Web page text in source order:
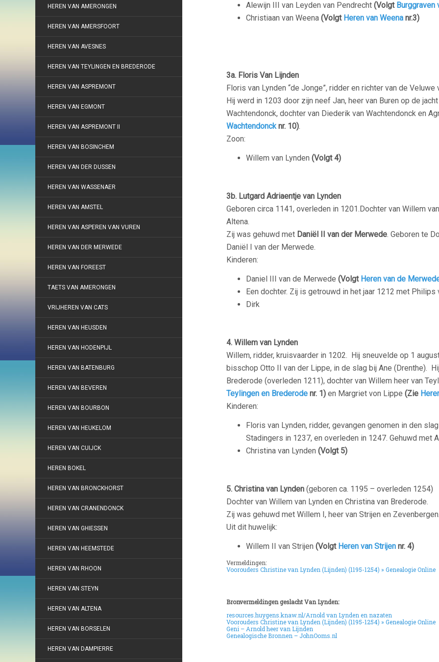
HEREN VAN AMERONGEN
HEREN VAN AMERSFOORT
HEREN VAN AVESNES
HEREN VAN TEYLINGEN EN BREDERODE
HEREN VAN ASPREMONT
HEREN VAN EGMONT
HEREN VAN ASPREMONT II
HEREN VAN BOSINCHEM
HEREN VAN DER DUSSEN
HEREN VAN WASSENAER
HEREN VAN AMSTEL
HEREN VAN ASPEREN VAN VUREN
HEREN VAN DER MERWEDE
HEREN VAN FOREEST
TAETS VAN AMERONGEN
VRIJHEREN VAN CATS
HEREN VAN HEUSDEN
HEREN VAN HODENPIJL
HEREN VAN BATENBURG
HEREN VAN BEVEREN
HEREN VAN BOURBON
HEREN VAN HEUKELOM
HEREN VAN CUIJCK
HEREN BOKEL
HEREN VAN BRONCKHORST
HEREN VAN CRANENDONCK
HEREN VAN GHIESSEN
HEREN VAN HEEMSTEDE
HEREN VAN RHOON
HEREN VAN STEYN
HEREN VAN ALTENA
HEREN VAN BORSELEN
HEREN VAN DAMPIERRE
Alewijn III van Leyden van Pendrecht (Volgt Burggraven
Christiaan van Weena (Volgt Heren van Weena nr.3)
3a. Floris Van Lijnden
Floris van Lynden “de Jonge”, ridder en richter van de Veluwe
Hij werd in 1203 door zijn neef Jan, heer van Buren op de
Wachtendonck, dochter van Diederik van Wachtendonck en
Wachtendoncknr. 10).
Zoon:
Willem van Lynden (Volgt 4)
3b. Lutgard Adriaentje van Lynden
Geboren circa 1141, overleden in 1201.Dochter van Willem
Altena.
Zij was gehuwd met Daniël II van der Merwede. Geboren te
Daniël I van der Merwede.
Kinderen:
Daniel III van de Merwede (Volgt Heren van de
Een dochter. Zij is getrouwd in het jaar 1212 met Philips
Dirk
4. Willem van Lynden
Willem, ridder, kruisvaarder in 1202. Hij sneuvelde op 1
bisschop Otto II van der Lippe, in de slag bij Ane (Drenthe).
Brederode (overleden 1211), dochter van Willem heer van
Teylingen en Brederode nr. 1) en Margriet von Lippe (Zie
Kinderen:
Floris van Lynden, ridder, gevangen genomen in den
Stadingers in 1237, en overleden in 1247. Gehuwd met
Christina van Lynden (Volgt 5)
5. Christina van Lynden (geboren ca. 1195 – overleden 1254)
Dochter van Willem van Lynden en Christina van Brederode.
Zij was gehuwd met Willem I, heer van Strijen en Zevenbergen.
Uit dit huwelijk:
Willem II van Strijen (VolgtHeren van Strijen nr. 4)
Vermeldingen:
Voorouders Christine van Lynden (Lijnden) (1195-1254) » Genealogie Online
Bronvermeldingen geslacht Van Lynden:
resources.huygens.knaw.nl/Arnold van Lynden en nazaten
Voorouders Christine van Lynden (Lijnden) (1195-1254) » Genealogie Online
Geni – Arnold heer van Lijnden
Genealogische Bronnen – JohnOoms.nl